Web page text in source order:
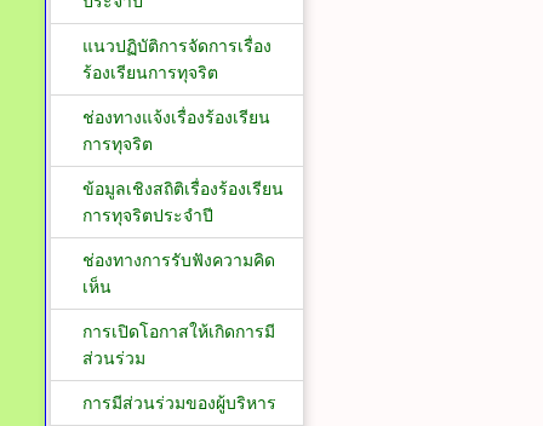
แนวปฏิบัติการจัดการเรื่อง
ร้องเรียนการทุจริต
ช่องทางแจ้งเรื่องร้องเรียน
การทุจริต
ข้อมูลเชิงสถิติเรื่องร้องเรียน
การทุจริตประจำปี
ช่องทางการรับฟังความคิด
เห็น
การเปิดโอกาสให้เกิดการมี
ส่วนร่วม
การมีส่วนร่วมของผู้บริหาร